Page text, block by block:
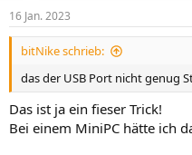
e
n
16 Jan. 2023
bitNike schrieb:
das der USB Port nicht genug
Das ist ja ein fieser Trick!
Bei einem MiniPC hätte ich